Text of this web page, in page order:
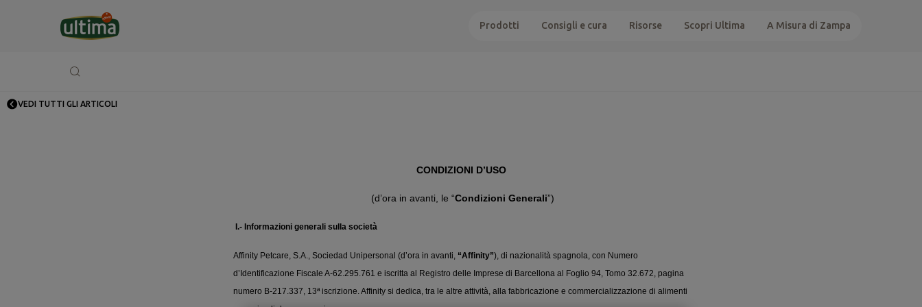
Prodotti Consigli e cura Risorse Scopri Ultima A Misura di Zampa
VEDI TUTTI GLI ARTICOLI
CONDIZIONI D’USO
(d’ora in avanti, le “Condizioni Generali”)
I.- Informazioni generali sulla società
Affinity Petcare, S.A., Sociedad Unipersonal (d’ora in avanti, “Affinity”), di nazionalità spagnola, con Numero
d’Identificazione Fiscale A-62.295.761 e iscritta al Registro delle Imprese di Barcellona al Foglio 94, Tomo 32.672, pagina
numero B-217.337, 13ª iscrizione. Affinity si dedica, tra le altre attività, alla fabbricazione e commercializzazione di alimenti